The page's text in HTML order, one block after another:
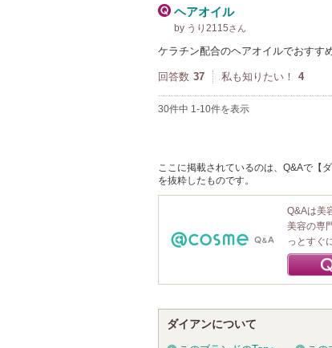
ヘアオイル
by うり2115さん
ケラチン配合のヘアオイルでおすす
回答数 37 私も知りたい！ 4
30件中 1-10件を表示
ここに掲載されているのは、Q&Aで【
を抜粋したものです。
Q&Aは美
美容の専
っとすぐ
ダイアンについて